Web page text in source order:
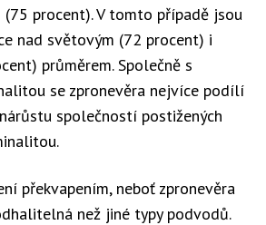
(75 procent). V tomto případě jsou
nad světovým (72 procent) i
průměrem. Společně s
se zpronevěra nejvíce podílí
společností postižených
překvapením, neboť zpronevěra
než jiné typy podvodů.